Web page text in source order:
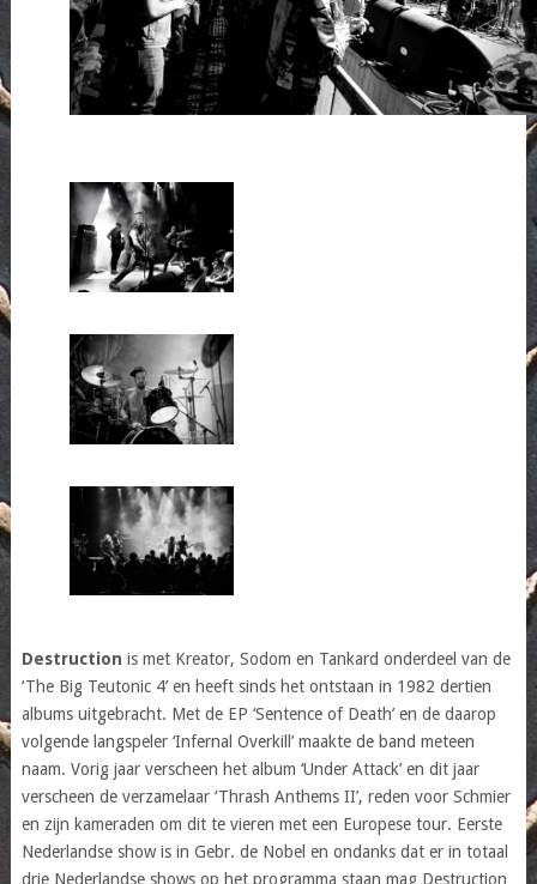
Destruction is met Kreator, Sodom en Tankard onderdeel van de
‘The Big Teutonic 4’ en heeft sinds het ontstaan in 1982 dertien
albums uitgebracht. Met de EP ‘Sentence of Death’ en de daarop
volgende langspeler ‘Infernal Overkill’ maakte de band meteen
naam. Vorig jaar verscheen het album ‘Under Attack’ en dit jaar
verscheen de verzamelaar ‘Thrash Anthems II’, reden voor Schmier
en zijn kameraden om dit te vieren met een Europese tour. Eerste
Nederlandse show is in Gebr. de Nobel en ondanks dat er in totaal
drie Nederlandse shows op het programma staan mag Destruction